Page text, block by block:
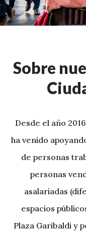
Sobre
Desde el año
ha venido
de personas
personas
asalariadas
espacios
Plaza Garibaldi y